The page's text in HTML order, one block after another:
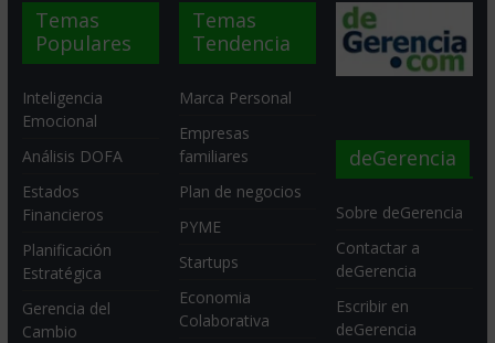
Temas
Populares
Inteligencia
Emocional
Análisis DOFA
Estados
Financieros
Planificación
Estratégica
Gerencia del
Cambio
Temas
Tendencia
Marca Personal
Empresas
familiares
Plan de negocios
PYME
Startups
Economia
Colaborativa
deGerencia
Sobre deGerencia
Contactar a
deGerencia
Escribir en
deGerencia